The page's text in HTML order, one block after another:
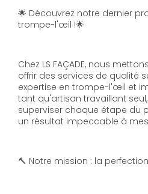
🌟 Découvrez notre dernier
trompe-l'œil !🌟
Chez LS FAÇADE, nous
offrir des services de qualité
expertise en trompe-l'œil et
tant qu'artisan travaillant
superviser chaque étape du
un résultat impeccable à
🔨 Notre mission : la